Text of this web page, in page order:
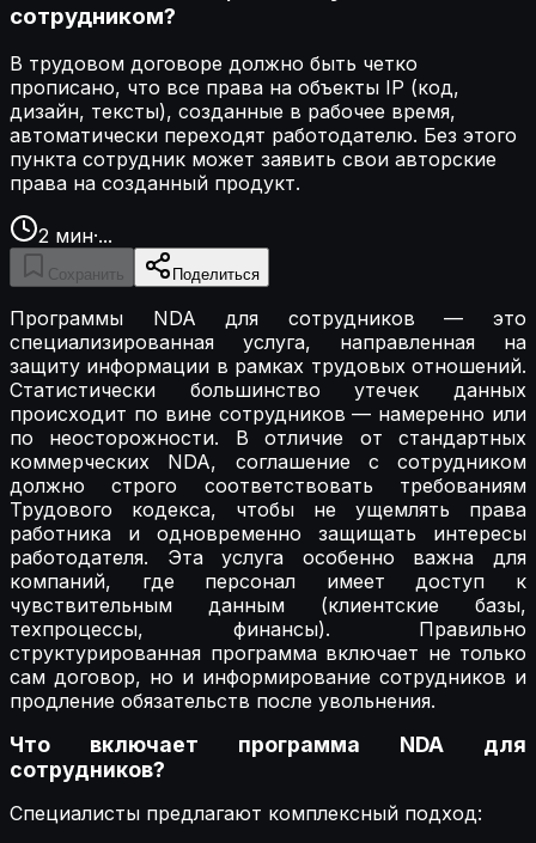
сотрудником?
В трудовом договоре должно быть четко
прописано, что все права на объекты IP (код,
дизайн, тексты), созданные в рабочее время,
автоматически переходят работодателю. Без этого
пункта сотрудник может заявить свои авторские
права на созданный продукт.
2 мин·...
Сохранить Поделиться
Программы NDA для сотрудников — это
специализированная услуга, направленная на
защиту информации в рамках трудовых отношений.
Статистически большинство утечек данных
происходит по вине сотрудников — намеренно или
по неосторожности. В отличие от стандартных
коммерческих NDA, соглашение с сотрудником
должно строго соответствовать требованиям
Трудового кодекса, чтобы не ущемлять права
работника и одновременно защищать интересы
работодателя. Эта услуга особенно важна для
компаний, где персонал имеет доступ к
чувствительным данным (клиентские базы,
техпроцессы, финансы). Правильно
структурированная программа включает не только
сам договор, но и информирование сотрудников и
продление обязательств после увольнения.
Что включает программа NDA для
сотрудников?
Специалисты предлагают комплексный подход: